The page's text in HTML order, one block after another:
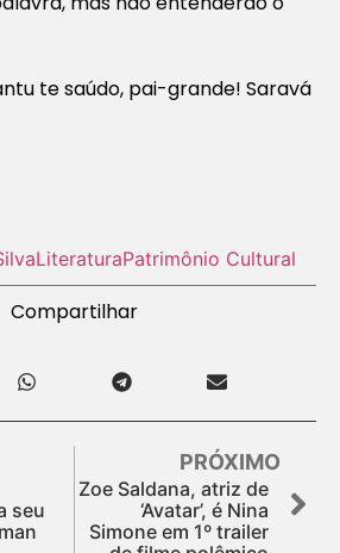
te saúdo, pai-grande! Saravá
LiteraturaPatrimônio Cultural
Compartilhar
seu
PRÓXIMO
Zoe Saldana, atriz de
‘Avatar’, é Nina
Simone em 1º trailer